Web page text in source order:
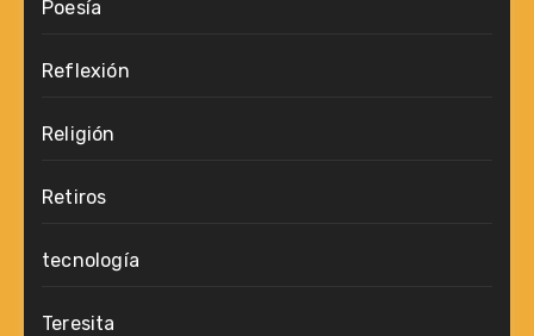
Poesía
Reflexión
Religión
Retiros
tecnología
Teresita